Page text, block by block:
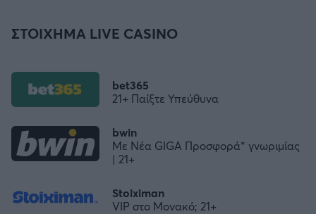
ΣΤΟΙΧΗΜΑ LIVE CASINO
bwin
Με Νέα GIGA Προσφορά* γνωριμίας
| 21+
Stoiximan
VIP στο Μονακό; 21+
bet365
21+ Παίξτε Υπεύθυνα